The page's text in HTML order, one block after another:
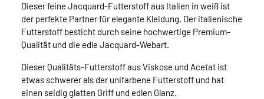
Dieser feine Jacquard-Futterstoff aus Italien in weiß ist
der perfekte Partner für elegante Kleidung. Der italienische
Futterstoff besticht durch seine hochwertige Premium-
Qualität und die edle Jacquard-Webart.
Dieser Qualitäts-Futterstoff aus Viskose und Acetat ist
etwas schwerer als der unifarbene Futterstoff und hat
einen seidig glatten Griff und edlen Glanz.